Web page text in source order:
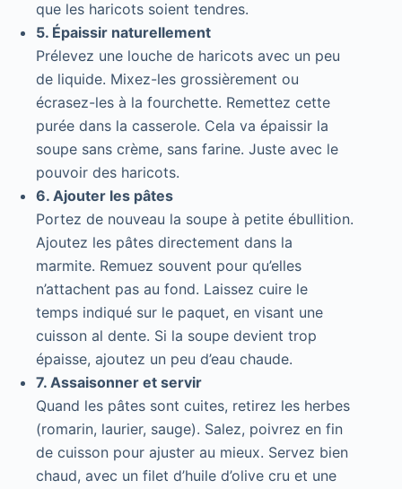
que les haricots soient tendres.
5. Épaissir naturellement
Prélevez une louche de haricots avec un peu
de liquide. Mixez-les grossièrement ou
écrasez-les à la fourchette. Remettez cette
purée dans la casserole. Cela va épaissir la
soupe sans crème, sans farine. Juste avec le
pouvoir des haricots.
6. Ajouter les pâtes
Portez de nouveau la soupe à petite ébullition.
Ajoutez les pâtes directement dans la
marmite. Remuez souvent pour qu’elles
n’attachent pas au fond. Laissez cuire le
temps indiqué sur le paquet, en visant une
cuisson al dente. Si la soupe devient trop
épaisse, ajoutez un peu d’eau chaude.
7. Assaisonner et servir
Quand les pâtes sont cuites, retirez les herbes
(romarin, laurier, sauge). Salez, poivrez en fin
de cuisson pour ajuster au mieux. Servez bien
chaud, avec un filet d’huile d’olive cru et une